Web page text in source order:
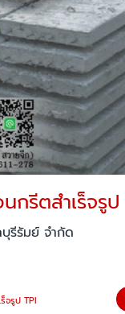
กรีตสำเร็จรูป
รีรัมย์ จำกัด
จรูป TPI